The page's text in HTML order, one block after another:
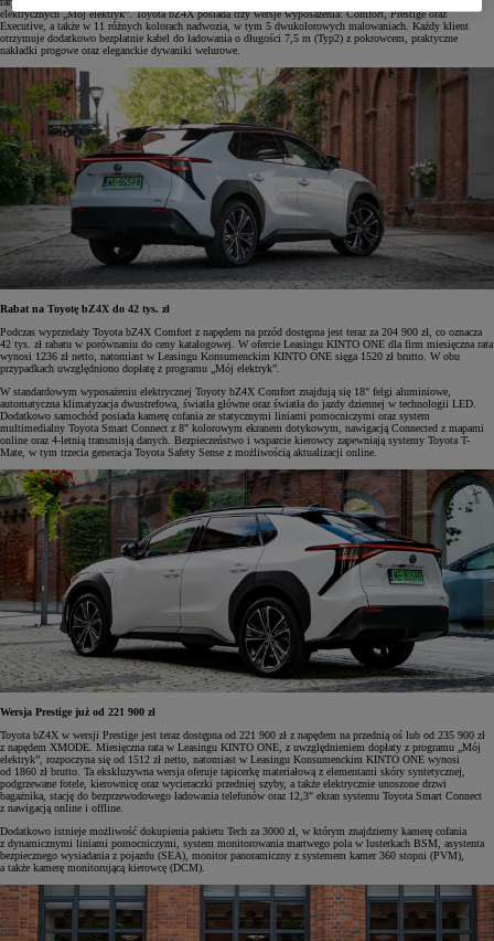
elektrycznych „Mój elektryk”. Toyota bZ4X posiada trzy wersje wyposażenia: Comfort, Prestige oraz
Executive, a także w 11 różnych kolorach nadwozia, w tym 5 dwukolorowych malowaniach. Każdy klient
otrzymuje dodatkowo bezpłatnie kabel do ładowania o długości 7,5 m (Typ2) z pokrowcem, praktyczne
nakładki progowe oraz eleganckie dywaniki welurowe.
Rabat na Toyotę bZ4X do 42 tys. zł
Podczas wyprzedaży Toyota bZ4X Comfort z napędem na przód dostępna jest teraz za 204 900 zł, co oznacza
42 tys. zł rabatu w porównaniu do ceny katalogowej. W ofercie Leasingu KINTO ONE dla firm miesięczna rata
wynosi 1236 zł netto, natomiast w Leasingu Konsumenckim KINTO ONE sięga 1520 zł brutto. W obu
przypadkach uwzględniono dopłatę z programu „Mój elektryk”.
W standardowym wyposażeniu elektrycznej Toyoty bZ4X Comfort znajdują się 18" felgi aluminiowe,
automatyczna klimatyzacja dwustrefowa, światła główne oraz światła do jazdy dziennej w technologii LED.
Dodatkowo samochód posiada kamerę cofania ze statycznymi liniami pomocniczymi oraz system
multimedialny Toyota Smart Connect z 8" kolorowym ekranem dotykowym, nawigacją Connected z mapami
online oraz 4-letnią transmisją danych. Bezpieczeństwo i wsparcie kierowcy zapewniają systemy Toyota T-
Mate, w tym trzecia generacja Toyota Safety Sense z możliwością aktualizacji online.
Wersja Prestige już od 221 900 zł
Toyota bZ4X w wersji Prestige jest teraz dostępna od 221 900 zł z napędem na przednią oś lub od 235 900 zł
z napędem XMODE. Miesięczna rata w Leasingu KINTO ONE, z uwzględnieniem dopłaty z programu „Mój
elektryk”, rozpoczyna się od 1512 zł netto, natomiast w Leasingu Konsumenckim KINTO ONE wynosi
od 1860 zł brutto. Ta ekskluzywna wersja oferuje tapicerkę materiałową z elementami skóry syntetycznej,
podgrzewane fotele, kierownicę oraz wycieraczki przedniej szyby, a także elektrycznie unoszone drzwi
bagażnika, stację do bezprzewodowego ładowania telefonów oraz 12,3" ekran systemu Toyota Smart Connect
z nawigacją online i offline.
Dodatkowo istnieje możliwość dokupienia pakietu Tech za 3000 zł, w którym znajdziemy kamerę cofania
z dynamicznymi liniami pomocniczymi, system monitorowania martwego pola w lusterkach BSM, asystenta
bezpiecznego wysiadania z pojazdu (SEA), monitor panoramiczny z systemem kamer 360 stopni (PVM),
a także kamerę monitorującą kierowcę (DCM).